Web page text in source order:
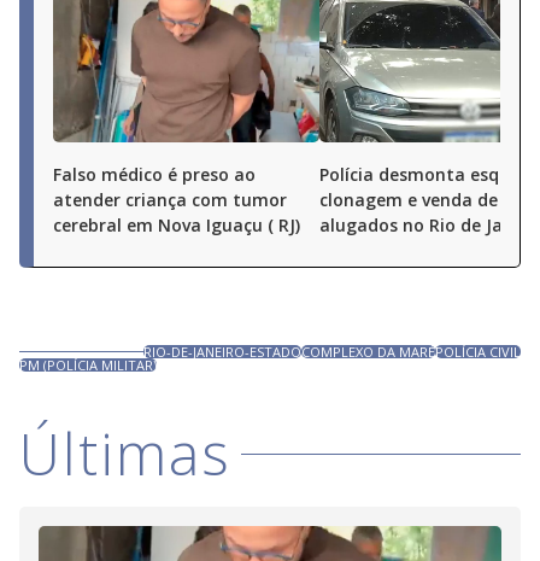
Falso médico é preso ao
atender criança com tumor
cerebral em Nova Iguaçu ( RJ)
Polícia desmonta
clonagem e venda de
alugados no Rio de
RIO-DE-JANEIRO-ESTADOCOMPLEXO DA MARÉPOLÍCIA CIVIL
PM (POLÍCIA MILITAR)
Últimas